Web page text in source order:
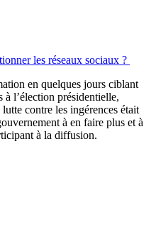
les réseaux sociaux ?
en quelques jours ciblant
à l’élection présidentielle,
contre les ingérences était
à en faire plus et à
à la diffusion.